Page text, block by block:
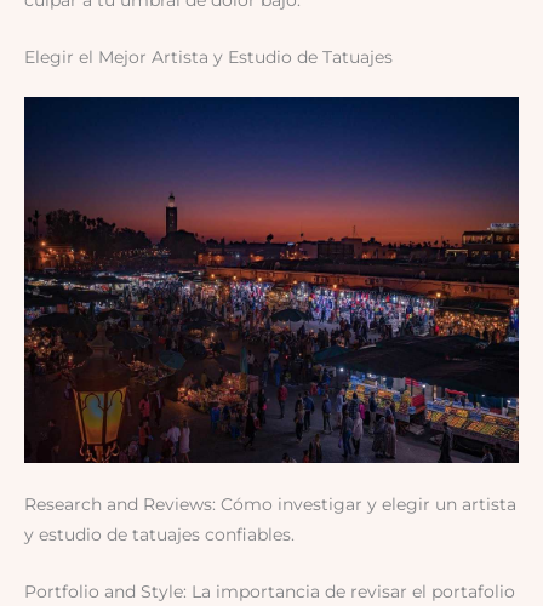
Elegir el Mejor Artista y Estudio de Tatuajes
Research and Reviews: Cómo investigar y elegir un artista
y estudio de tatuajes confiables.
Portfolio and Style: La importancia de revisar el portafolio